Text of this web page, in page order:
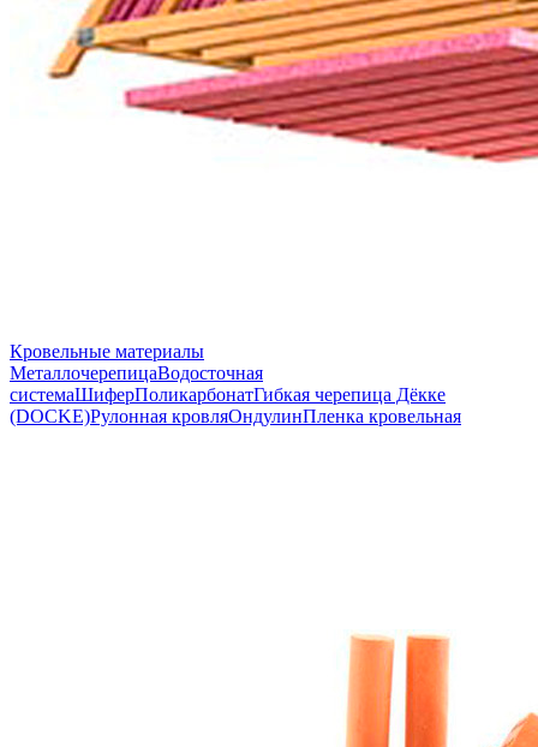
Кровельные материалы
МеталлочерепицаВодосточная
системаШиферПоликарбонатГибкая черепица Дёкке
(DOCKE)Рулонная кровляОндулинПленка кровельная